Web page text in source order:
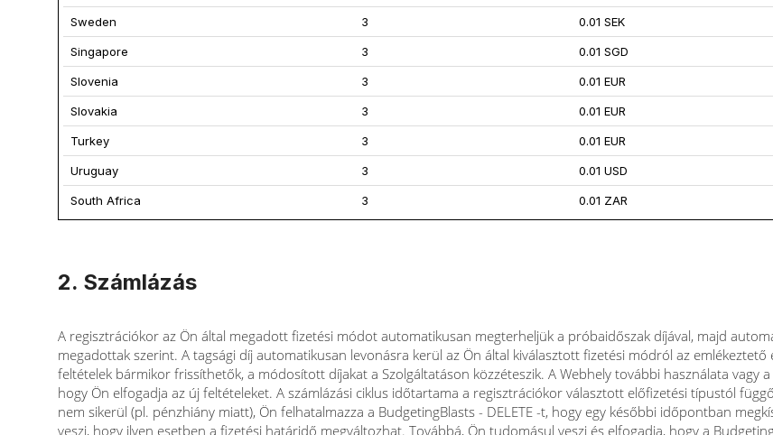
Sweden 3 0.01 SEK
Singapore 3 0.01 SGD
Slovenia 3 0.01 EUR
Slovakia 3 0.01 EUR
Turkey 3 0.01 EUR
Uruguay 3 0.01 USD
South Africa 3 0.01 ZAR
2. Számlázás
A regisztrációkor az Ön által megadott fizetési módot automatikusan megterheljük a próbaidőszak díjával, majd
megadottak szerint. A tagsági díj automatikusan levonásra kerül az Ön által kiválasztott fizetési módról az
feltételek bármikor frissíthetők, a módosított díjakat a Szolgáltatáson közzéteszik. A Webhely további használata vagy
hogy Ön elfogadja az új feltételeket. A számlázási ciklus időtartama a regisztrációkor választott előfizetési típustól
nem sikerül (pl. pénzhiány miatt), Ön felhatalmazza a BudgetingBlasts - DELETE -t, hogy egy későbbi időpontban
veszi, hogy ilyen esetben a fizetési határidő megváltozhat. Továbbá, Ön tudomásul veszi és elfogadja, hogy a